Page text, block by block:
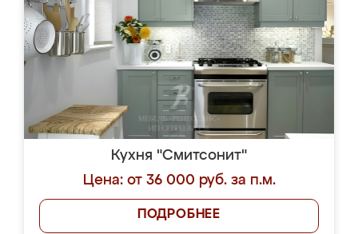
Кухня "Смитсонит"
Цена: от 36 000 руб. за п.м.
ПОДРОБНЕЕ